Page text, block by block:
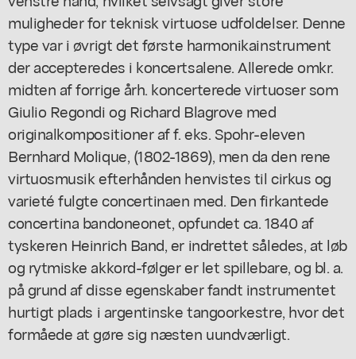
muligheder for teknisk virtuose udfoldelser. Denne
type var i øvrigt det første harmonikainstrument
der accepteredes i koncertsalene. Allerede omkr.
midten af forrige årh. koncerterede virtuoser som
Giulio Regondi og Richard Blagrove med
originalkompositioner af f. eks. Spohr-eleven
Bernhard Molique, (1802-1869), men da den rene
virtuosmusik efterhånden henvistes til cirkus og
varieté fulgte concertinaen med. Den firkantede
concertina bandoneonet, opfundet ca. 1840 af
tyskeren Heinrich Band, er indrettet således, at løb
og rytmiske akkord-følger er let spillebare, og bl. a.
på grund af disse egenskaber fandt instrumentet
hurtigt plads i argentinske tangoorkestre, hvor det
formåede at gøre sig næsten uundværligt.